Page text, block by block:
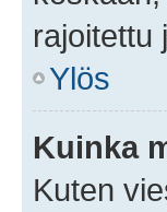
rajoitettu
Ylös
Kuinka
Kuten